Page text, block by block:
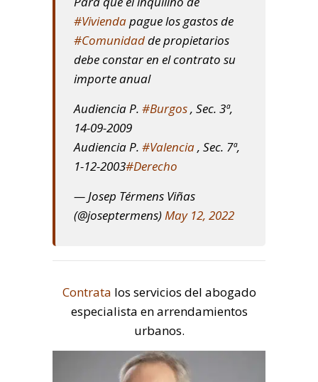
#Viviendapague los gastos de
#Comunidadde propietarios
debe constar en el contrato su
importe anual
Audiencia P. #Burgos, Sec. 3ª,
14-09-2009
Audiencia P. #Valencia, Sec. 7ª,
1-12-2003#Derecho
— Josep Térmens Viñas
(@joseptermens)May 12, 2022
Contrata los servicios del abogado
especialista en arrendamientos
urbanos.